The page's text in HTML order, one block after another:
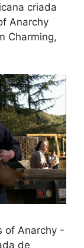
criada
Anarchy
Charming,
of Anarchy -
de